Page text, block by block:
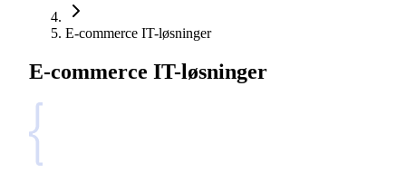
E-commerce IT-løsninger
E-commerce IT-løsninger